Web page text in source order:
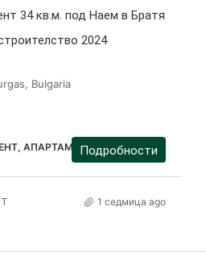
34 кв.м. под Наем в Братя
2024
Bulgaria
АПАРТАМЕНТПодробности
1 седмица ago